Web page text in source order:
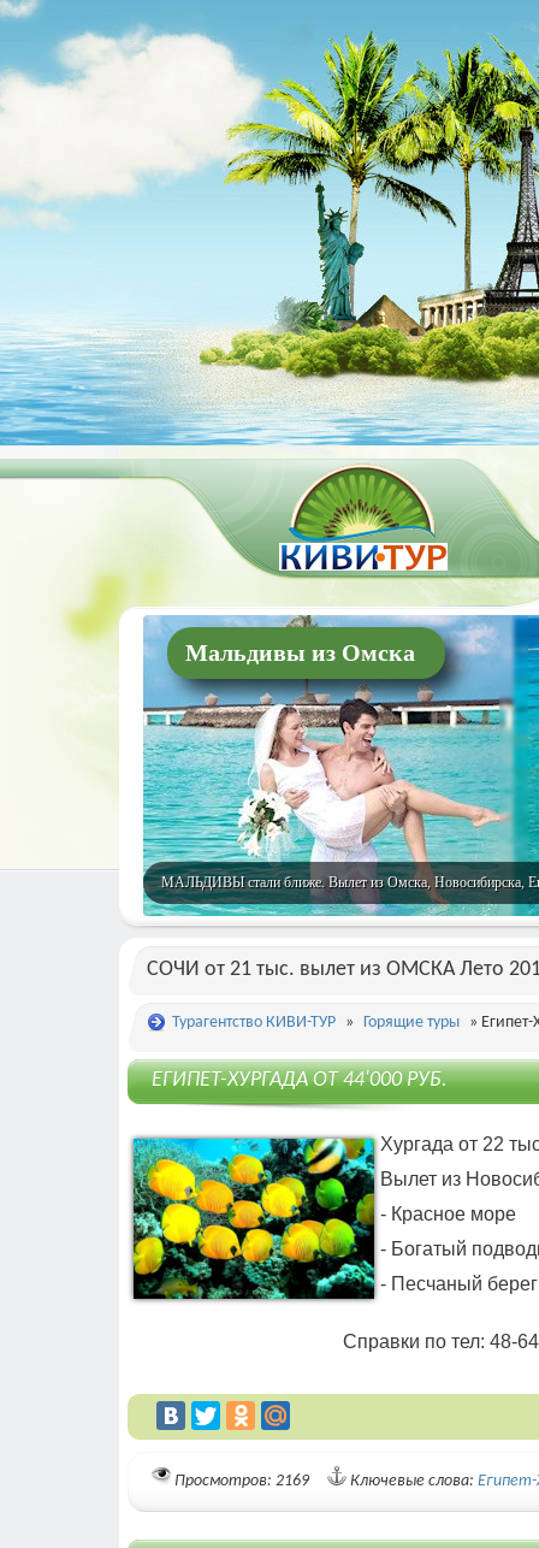
Мальдивы из Омска
МАЛЬДИВЫ стали ближе. Вылет из Омска, Новосибирска,
СОЧИ от 21 тыс. вылет из ОМСКА Лето
Турагентство КИВИ-ТУР » Горящие туры » Египет-
ЕГИПЕТ-ХУРГАДА ОТ 44'000 РУБ.
Хургада от 22
Вылет из
- Красное море
- Богатый
- Песчаный берег
Справки по тел: 48-
Просмотров: 2169 Ключевые слова: Египет-